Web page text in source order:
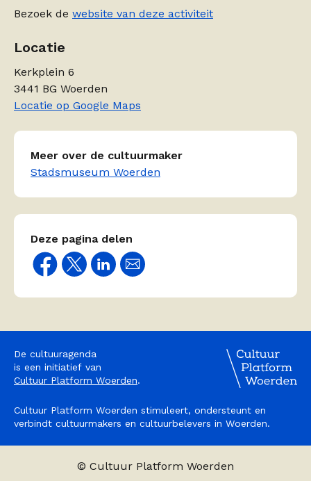
Bezoek de website van deze activiteit
Locatie
Kerkplein 6
3441 BG Woerden
Locatie op Google Maps
Meer over de cultuurmaker
Stadsmuseum Woerden
Deze pagina delen
De cultuuragenda
is een initiatief van
Cultuur Platform Woerden.
Cultuur Platform Woerden stimuleert, ondersteunt en
verbindt cultuurmakers en cultuurbelevers in Woerden.
© Cultuur Platform Woerden